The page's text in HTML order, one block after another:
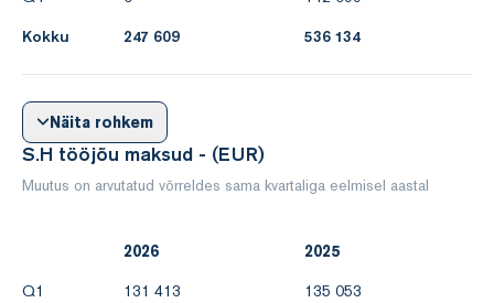
Kokku
247 609 536 134
Näita rohkem
S.H tööjõu maksud - (EUR)
Muutus on arvutatud võrreldes sama kvartaliga eelmisel aastal
2026
2025
Q1
131 413
135 053